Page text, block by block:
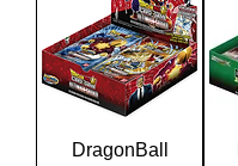
DragonBall